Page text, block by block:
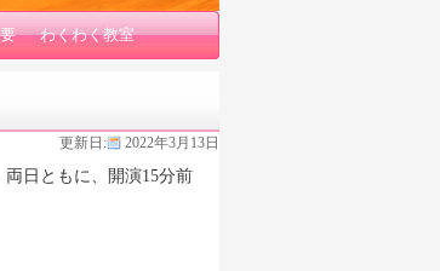
わくわく教室
更新日: 2022年3月13日
日ともに、開演15分前